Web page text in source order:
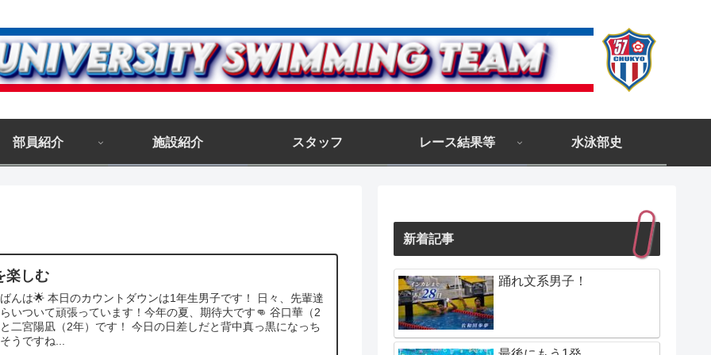
部員紹介 施設紹介 スタッフ レース結果等 水泳部史
楽しむ
んは🌟 本日のカウントダウンは1年生男子です！ 日々、先輩達
いついて頑張っています！今年の夏、期待大です👊 谷口華（2
二宮陽凪（2年）です！ 今日の日差しだと背中真っ黒になっち
うですね...
新着記事
踊れ文系男子！